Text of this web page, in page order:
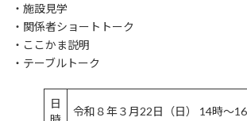
・施設見学
・関係者ショートトーク
・ここかま説明
・テーブルトーク
日
令和８年３月22日（日） 14時～